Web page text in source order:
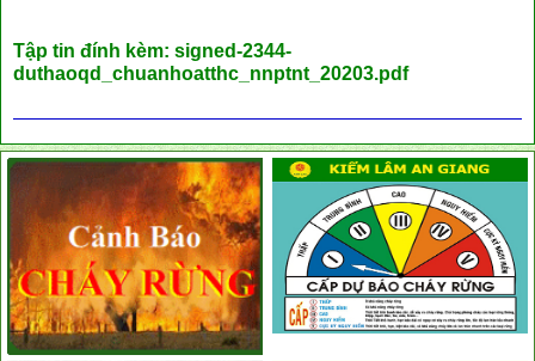
Tập tin đính kèm: signed-2344-
duthaoqd_chuanhoatthc_nnptnt_20203.pdf